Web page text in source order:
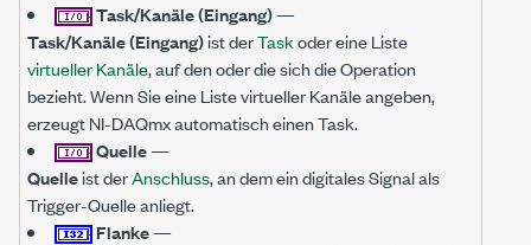
Task/Kanäle (Eingang)—
Task/Kanäle (Eingang)ist derTaskoder eine Liste
virtueller Kanäle, auf den oder die sich die Operation
bezieht. Wenn Sie eine Liste virtueller Kanäle angeben,
erzeugt NI-DAQmx automatisch einen Task.
Quelle—
Quelleist derAnschluss, an dem ein digitales Signal als
Trigger-Quelle anliegt.
Flanke—